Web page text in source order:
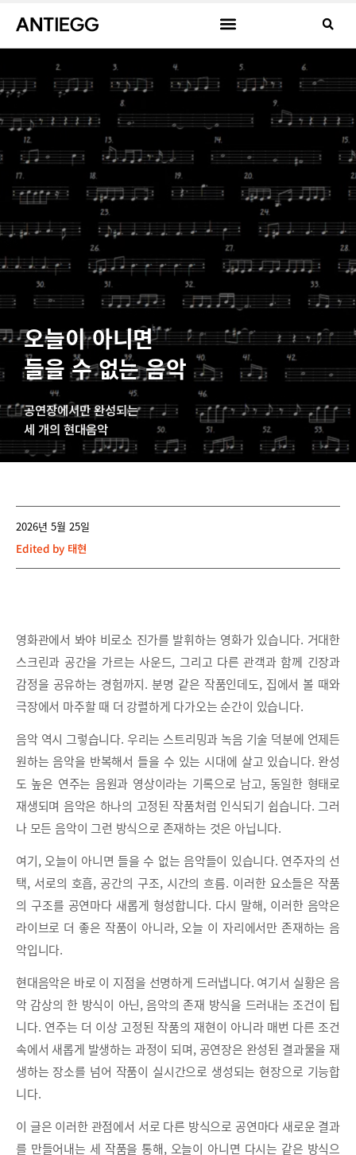
오늘이 아니면
들을 수 없는 음악
공연장에서만 완성되는
세 개의 현대음악
2026년 5월 25일
Edited by 태현
영화관에서 봐야 비로소 진가를 발휘하는 영화가 있습니다. 거대한
스크린과 공간을 가르는 사운드, 그리고 다른 관객과 함께 긴장과
감정을 공유하는 경험까지. 분명 같은 작품인데도, 집에서 볼 때와
극장에서 마주할 때 더 강렬하게 다가오는 순간이 있습니다.
음악 역시 그렇습니다. 우리는 스트리밍과 녹음 기술 덕분에 언제든
원하는 음악을 반복해서 들을 수 있는 시대에 살고 있습니다. 완성
도 높은 연주는 음원과 영상이라는 기록으로 남고, 동일한 형태로
재생되며 음악은 하나의 고정된 작품처럼 인식되기 쉽습니다. 그러
나 모든 음악이 그런 방식으로 존재하는 것은 아닙니다.
여기, 오늘이 아니면 들을 수 없는 음악들이 있습니다. 연주자의 선
택, 서로의 호흡, 공간의 구조, 시간의 흐름. 이러한 요소들은 작품
의 구조를 공연마다 새롭게 형성합니다. 다시 말해, 이러한 음악은
라이브로 더 좋은 작품이 아니라, 오늘 이 자리에서만 존재하는 음
악입니다.
현대음악은 바로 이 지점을 선명하게 드러냅니다. 여기서 실황은 음
악 감상의 한 방식이 아닌, 음악의 존재 방식을 드러내는 조건이 됩
니다. 연주는 더 이상 고정된 작품의 재현이 아니라 매번 다른 조건
속에서 새롭게 발생하는 과정이 되며, 공연장은 완성된 결과물을 재
생하는 장소를 넘어 작품이 실시간으로 생성되는 현장으로 기능합
니다.
이 글은 이러한 관점에서 서로 다른 방식으로 공연마다 새로운 결과
를 만들어내는 세 작품을 통해, 오늘이 아니면 다시는 같은 방식으